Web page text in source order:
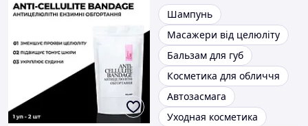
Шампунь
Масажери від целюліту
Бальзам для губ
Косметика для обличчя
Автозасмага
Уходная косметика